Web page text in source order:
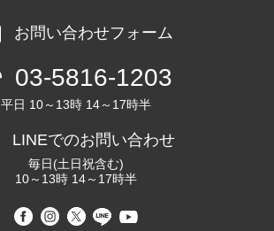
お問い合わせフォーム
03-5816-1203
平日 10～13時 14～17時半
LINEでのお問い合わせ
毎日(土日祝含む)
10～13時 14～17時半